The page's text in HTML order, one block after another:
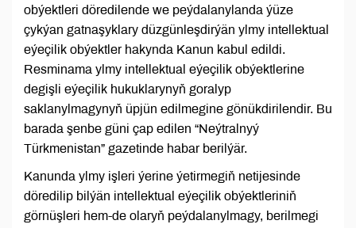
obýektleri döredilende we peýdalanylanda ýüze
çykýan gatnaşyklary düzgünleşdirýän ylmy intellektual
eýeçilik obýektler hakynda Kanun kabul edildi.
Resminama ylmy intellektual eýeçilik obýektlerine
degişli eýeçilik hukuklarynyň goralyp
saklanylmagynyň üpjün edilmegine gönükdirilendir. Bu
barada şenbe güni çap edilen “Neýtralnyý
Türkmenistan” gazetinde habar berilýär.
Kanunda ylmy işleri ýerine ýetirmegiň netijesinde
döredilip bilýän intellektual eýeçilik obýektleriniň
görnüşleri hem-de olaryň peýdalanylmagy, berilmegi